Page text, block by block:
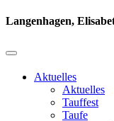
Langenhagen,
Aktuelles
Aktuelles
Tauffest
Taufe